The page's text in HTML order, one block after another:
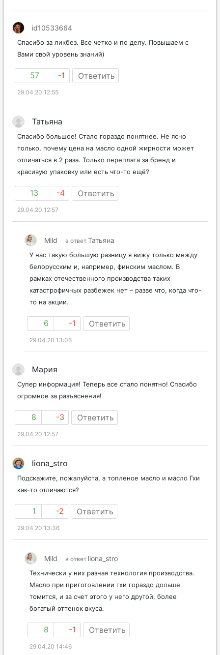
id10533664
Спасибо за ликбез. Все четко и по делу. Повышаем с
57 -1 Ответить
29.04.20 12:55
Татьяна
Спасибо большое! Стало гораздо понятнее. Не ясно
только, почему цена на масло одной жирности может
отличаться в 2 раза. Только переплата за бренд и
13 -4 Ответить
29.04.20 12:57
в ответ
У нас такую большую разницу я вижу только между
белорусским и, например, финским маслом. В
рамках отечественного производства таких
катастрофичных разбежек нет – разве что, когда что-
6 -1 Ответить
29.04.20 13:06
Мария
Супер информация! Теперь все стало понятно! Спасибо
8 -3 Ответить
29.04.20 12:57
Подскажите, пожалуйста, а топленое масло и масло Гхи
1 -2 Ответить
29.04.20 13:36
Технически у них разная технология производства.
Масло при приготовлении гхи гораздо дольше
томится, и за счет этого у него другой, более
8 -1 Ответить